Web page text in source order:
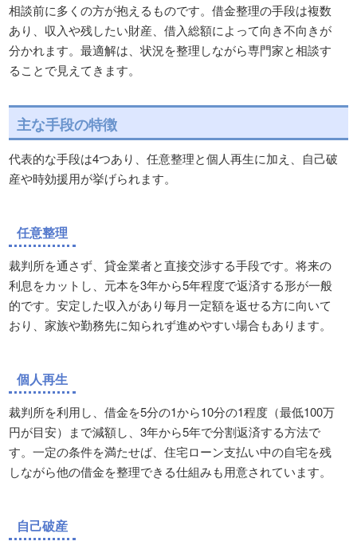
相談前に多くの方が抱えるものです。借金整理の手段は複数
あり、収入や残したい財産、借入総額によって向き不向きが
分かれます。最適解は、状況を整理しながら専門家と相談す
ることで見えてきます。
主な手段の特徴
代表的な手段は4つあり、任意整理と個人再生に加え、自己破
産や時効援用が挙げられます。
任意整理
裁判所を通さず、貸金業者と直接交渉する手段です。将来の
利息をカットし、元本を3年から5年程度で返済する形が一般
的です。安定した収入があり毎月一定額を返せる方に向いて
おり、家族や勤務先に知られず進めやすい場合もあります。
個人再生
裁判所を利用し、借金を5分の1から10分の1程度（最低100万
円が目安）まで減額し、3年から5年で分割返済する方法で
す。一定の条件を満たせば、住宅ローン支払い中の自宅を残
しながら他の借金を整理できる仕組みも用意されています。
自己破産